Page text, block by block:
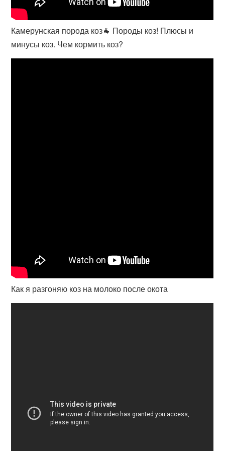
Камерунская порода коз🐐 Породы коз! Плюсы и
минусы коз. Чем кормить коз?
Как я разгоняю коз на молоко после окота